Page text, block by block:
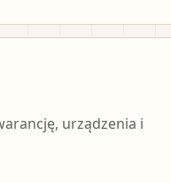
urządzenia i